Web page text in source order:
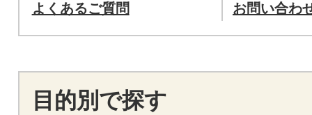
よくあるご質問 お問い合わ
目的別で探す